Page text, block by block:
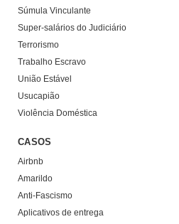
Súmula Vinculante
Super-salários do Judiciário
Terrorismo
Trabalho Escravo
União Estável
Usucapião
Violência Doméstica
CASOS
Airbnb
Amarildo
Anti-Fascismo
Aplicativos de entrega